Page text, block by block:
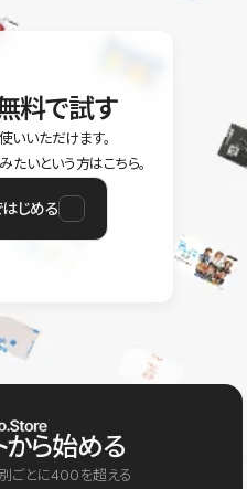
料で試す
いただけます。
いという方はこちら。
じめる
から始める
ごとに400を超える